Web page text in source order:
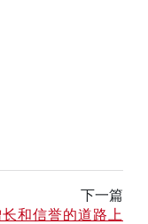
下一篇
和信誉的道路上